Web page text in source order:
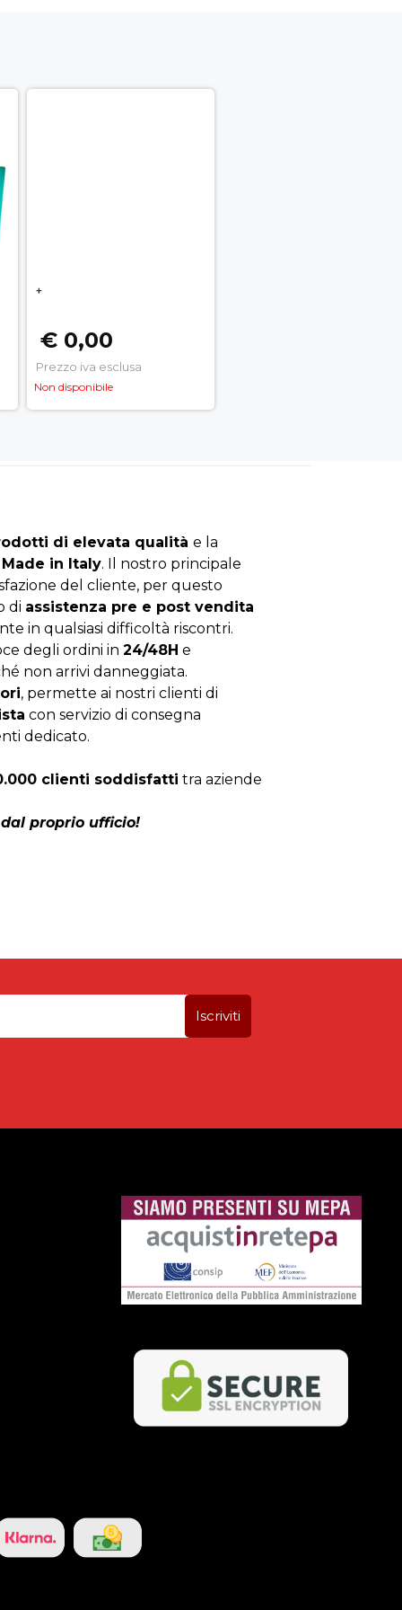
+
€ 0,00
Prezzo iva esclusa
Non disponibile
di elevata qualità e la
Made in Italy. Il nostro principale
del cliente, per questo
di assistenza pre e post vendita
in qualsiasi difficoltà riscontri.
degli ordini in 24/48H e
non arrivi danneggiata.
, permette ai nostri clienti di
con servizio di consegna
dedicato.
clienti soddisfatti tra aziende
proprio ufficio!